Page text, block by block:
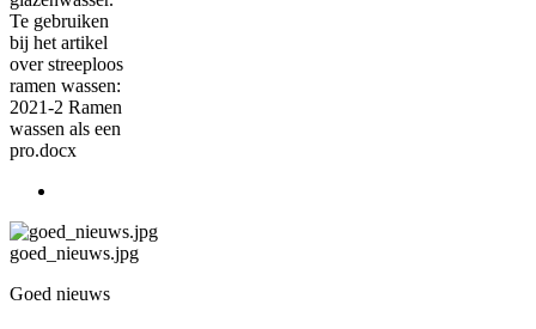
Te gebruiken
bij het artikel
over streeploos
ramen wassen:
2021-2 Ramen
wassen als een
pro.docx
goed_nieuws.jpg
Goed nieuws